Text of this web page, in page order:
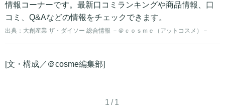
情報コーナーです。最新口コミランキングや商品情報、口
コミ、Q&Aなどの情報をチェックできます。
出典： 大創産業 ザ・ダイソー 総合情報 －＠ｃｏｓｍｅ（アットコスメ）－
[文・構成／＠cosme編集部]
1/1